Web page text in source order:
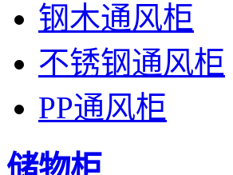
钢木通风柜
不锈钢通风柜
PP通风柜